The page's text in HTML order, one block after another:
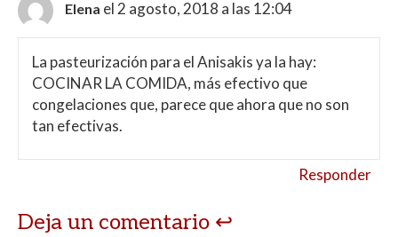
Elena el 2 agosto, 2018 a las 12:04
La pasteurización para el Anisakis ya la hay:
COCINAR LA COMIDA, más efectivo que
congelaciones que, parece que ahora que no son
tan efectivas.
Responder
Deja un comentario